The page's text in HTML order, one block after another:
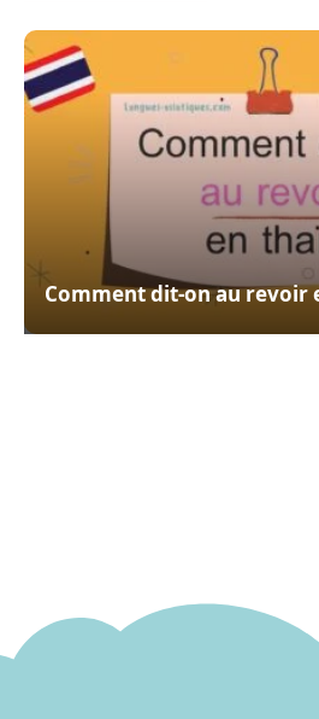
Comment dit-on au revoir